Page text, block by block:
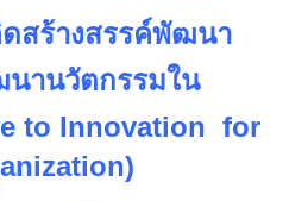
สร้างสรรค์พัฒนา
านวัตกรรมใน
to Innovation for